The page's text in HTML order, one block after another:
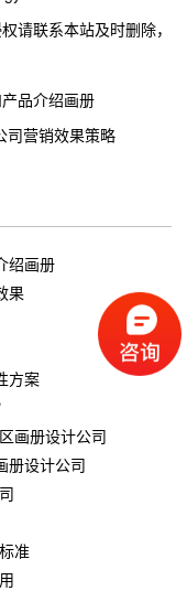
请联系本站及时删除，
品介绍画册
司营销效果策略
绍画册
果
方案
画册设计公司
册设计公司
准